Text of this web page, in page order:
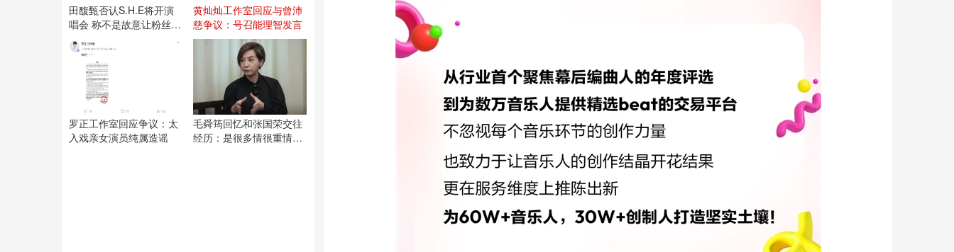
田馥甄否认S.H.E将开演
唱会 称不是故意让粉丝失
望
黄灿灿工作室回应与曾沛
慈争议：号召能理智发言
罗正工作室回应争议：太
入戏亲女演员纯属造谣
毛舜筠回忆和张国荣交往
经历：是很多情很重情的